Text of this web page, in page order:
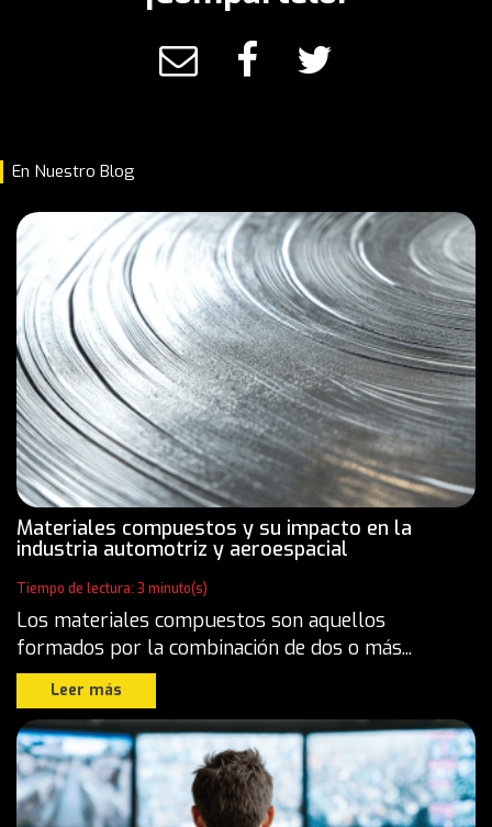
En Nuestro Blog
Materiales compuestos y su impacto en la
industria automotriz y aeroespacial
Tiempo de lectura: 3 minuto(s)
Los materiales compuestos son aquellos
formados por la combinación de dos o más...
Leer más